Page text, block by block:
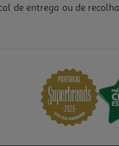
de entrega ou de